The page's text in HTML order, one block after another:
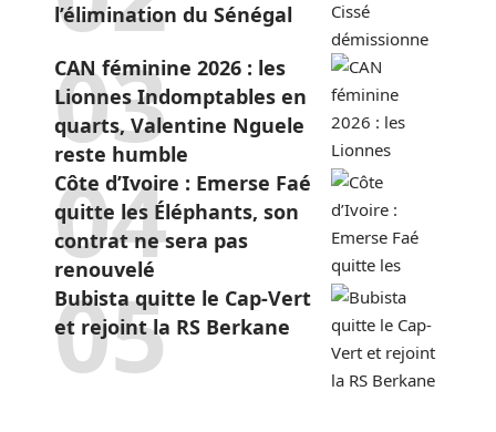
l’élimination du Sénégal
CAN féminine 2026 : les
Lionnes Indomptables en
quarts, Valentine Nguele
reste humble
Côte d’Ivoire : Emerse Faé
quitte les Éléphants, son
contrat ne sera pas
renouvelé
Bubista quitte le Cap-Vert
et rejoint la RS Berkane